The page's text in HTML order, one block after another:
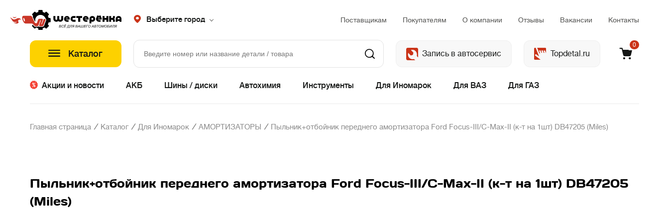
Выберите город Поставщикам Покупателям О компании Отзывы Вакансии Контакты
Каталог Запись в автосервис Topdetal.ru
0
Акции и новости АКБ Шины / диски Автохимия Инструменты Для Иномарок Для ВАЗ Для ГАЗ
Главная страница / Каталог / Для Иномарок / АМОРТИЗАТОРЫ / Пыльник+отбойник переднего амортизатора Ford Focus-III/C-Max-II (к-т на 1шт) DB47205 (Miles)
Пыльник+отбойник переднего амортизатора Ford Focus-III/C-Max-II (к-т на 1шт) DB47205
(Miles)